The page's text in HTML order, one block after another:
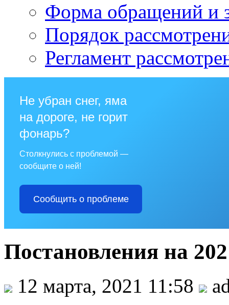
Форма обращений и
Порядок
Регламент
Не убран снег, яма
на дороге, не горит
фонарь?
Столкнулись с проблемой —
сообщите о ней!
Сообщить о проблеме
Постановления на
12 марта, 2021 11:58